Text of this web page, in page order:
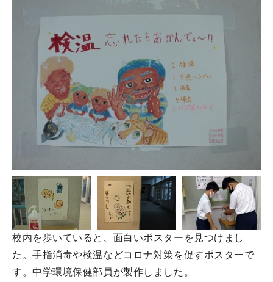
校内を歩いていると、面白いポスターを見つけまし
た。手指消毒や検温などコロナ対策を促すポスターで
す。中学環境保健部員が製作しました。